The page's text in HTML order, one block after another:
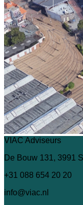
VIAC Adviseurs
De Bouw 131, 3991
+31 088 654 20 20
info@viac.nl